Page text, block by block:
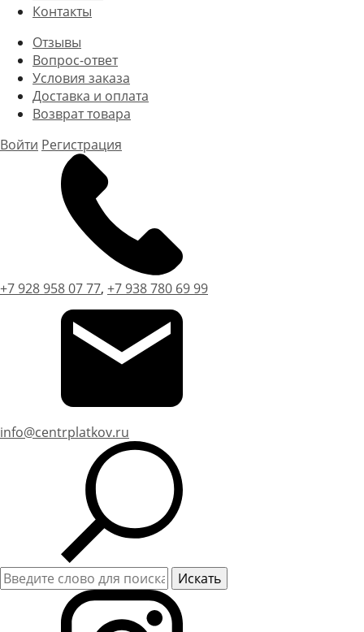
Контакты
Отзывы
Вопрос-ответ
Условия заказа
Доставка и оплата
Возврат товара
Войти Регистрация
+7 928 958 07 77, +7 938 780 69 99
info@centrplatkov.ru